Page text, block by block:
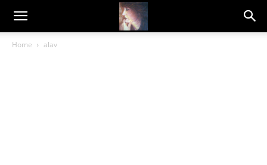
Dragana
Home alav